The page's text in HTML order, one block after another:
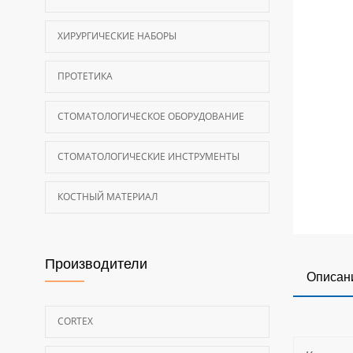
ХИРУРГИЧЕСКИЕ НАБОРЫ
ПРОТЕТИКА
СТОМАТОЛОГИЧЕСКОЕ ОБОРУДОВАНИЕ
СТОМАТОЛОГИЧЕСКИЕ ИНСТРУМЕНТЫ
КОСТНЫЙ МАТЕРИАЛ
Производители
CORTEX